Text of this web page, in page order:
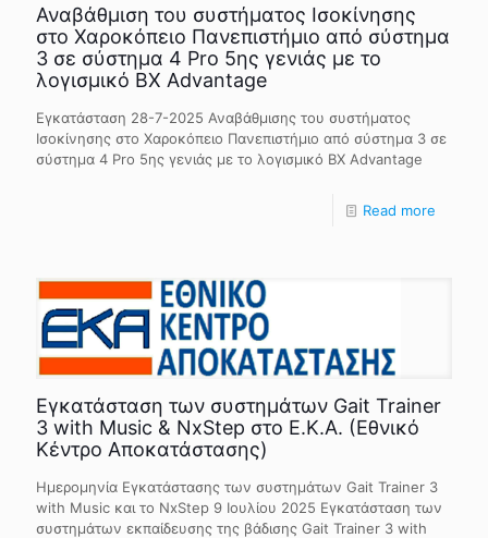
Αναβάθμιση του συστήματος Ισοκίνησης
στο Χαροκόπειο Πανεπιστήμιο από σύστημα
3 σε σύστημα 4 Pro 5ης γενιάς με το
λογισμικό BX Advantage
Εγκατάσταση 28-7-2025 Αναβάθμισης του συστήματος
Ισοκίνησης στο Χαροκόπειο Πανεπιστήμιο από σύστημα 3 σε
σύστημα 4 Pro 5ης γενιάς με το λογισμικό BX Advantage
Read more
Εγκατάσταση των συστημάτων Gait Trainer
3 with Music & NxStep στο Ε.Κ.Α. (Εθνικό
Κέντρο Αποκατάστασης)
Ημερομηνία Εγκατάστασης των συστημάτων Gait Trainer 3
with Music και το NxStep 9 Ιουλίου 2025 Εγκατάσταση των
συστημάτων εκπαίδευσης της βάδισης Gait Trainer 3 with